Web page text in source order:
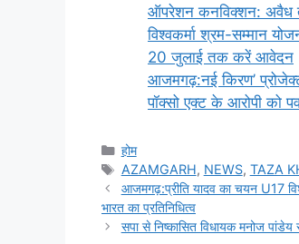
ऑपरेशन कनविक्शन: अवैध
विश्वकर्मा श्रम-सम्मान
20 जुलाई तक करें आवेदन
आजमगढ़:नई किरण’
पॉक्सो एक्ट के आरोपी को
Categories
होम
Tags
AZAMGARH, NEWS, TAZA
आजमगढ़:प्रीति यादव का चयन U17
भारत का प्रतिनिधित्व
सपा से निष्कासित विधायक मनोज पांडेय